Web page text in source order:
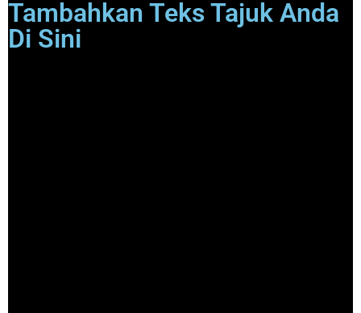
Tambahkan Teks Tajuk Anda
Di Sini